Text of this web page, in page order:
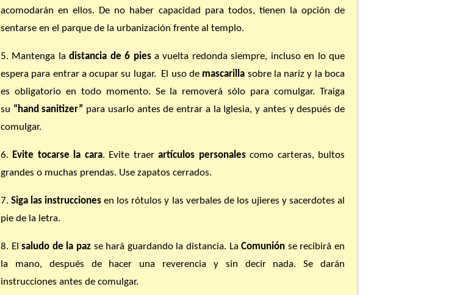
acomodarán en ellos. De no haber capacidad para todos, tienen la opción de
sentarse en el parque de la urbanización frente al templo.
5. Mantenga ladistancia de 6 piesa vuelta redonda siempre, incluso en lo que
espera para entrar a ocupar su lugar. El uso de mascarilla sobre la nariz y la boca
es obligatorio en todo momento. Se la removerá sólo para comulgar. Traiga
su “hand sanitizer” para usarlo antes de entrar a la Iglesia, y antes y después de
comulgar.
6. Evite tocarse la cara. Evite traerartículos personalescomo carteras, bultos
grandes o muchas prendas. Use zapatos cerrados.
7.Siga las instrucciones en los rótulos y las verbales de los ujieres y sacerdotes al
pie de la letra.
8. Elsaludo de la paz se hará guardando la distancia. LaComunión se recibirá en
la mano, después de hacer una reverencia y sin decir nada. Se darán
instrucciones antes de comulgar.